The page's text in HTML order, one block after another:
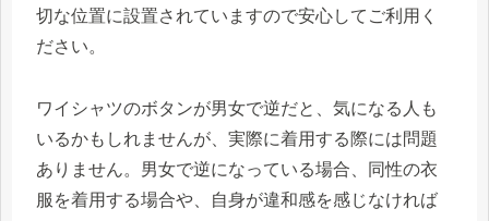
切な位置に設置されていますので安心してご利用く
ださい。
ワイシャツのボタンが男女で逆だと、気になる人も
いるかもしれませんが、実際に着用する際には問題
ありません。男女で逆になっている場合、同性の衣
服を着用する場合や、自身が違和感を感じなければ